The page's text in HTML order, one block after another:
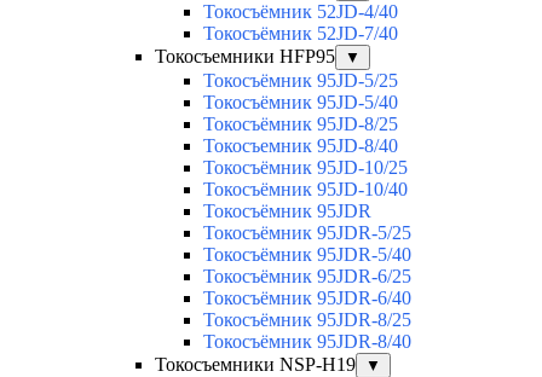
Токосъёмник 52JD-4/40
Токосъёмник 52JD-7/40
Токосъемники HFP95
▼
Токосъёмник 95JD-5/25
Токосъёмник 95JD-5/40
Токосъёмник 95JD-8/25
Токосъемник 95JD-8/40
Токосъёмник 95JD-10/25
Токосъёмник 95JD-10/40
Токосъёмник 95JDR
Токосъёмник 95JDR-5/25
Токосъёмник 95JDR-5/40
Токосъёмник 95JDR-6/25
Токосъёмник 95JDR-6/40
Токосъёмник 95JDR-8/25
Токосъёмник 95JDR-8/40
Токосъемники NSP-H19
▼